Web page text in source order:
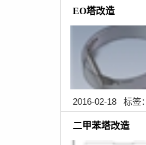
EO塔改造
2016-02-18 标签：
二甲苯塔改造